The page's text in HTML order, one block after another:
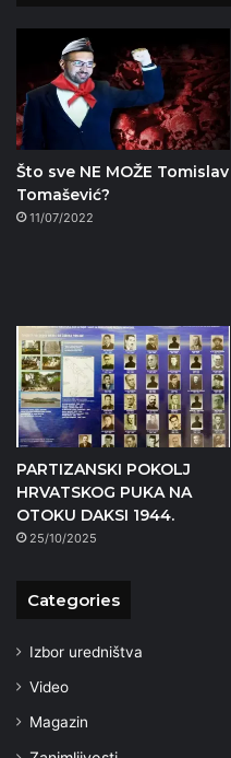
Što sve NE MOŽE Tomislav
Tomašević?
11/07/2022
PARTIZANSKI POKOLJ
HRVATSKOG PUKA NA
OTOKU DAKSI 1944.
25/10/2025
Categories
Izbor uredništva
Video
Magazin